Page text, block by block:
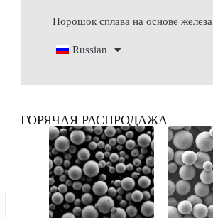
Порошок сплава на основе железа
Russian
ГОРЯЧАЯ РАСПРОДАЖА